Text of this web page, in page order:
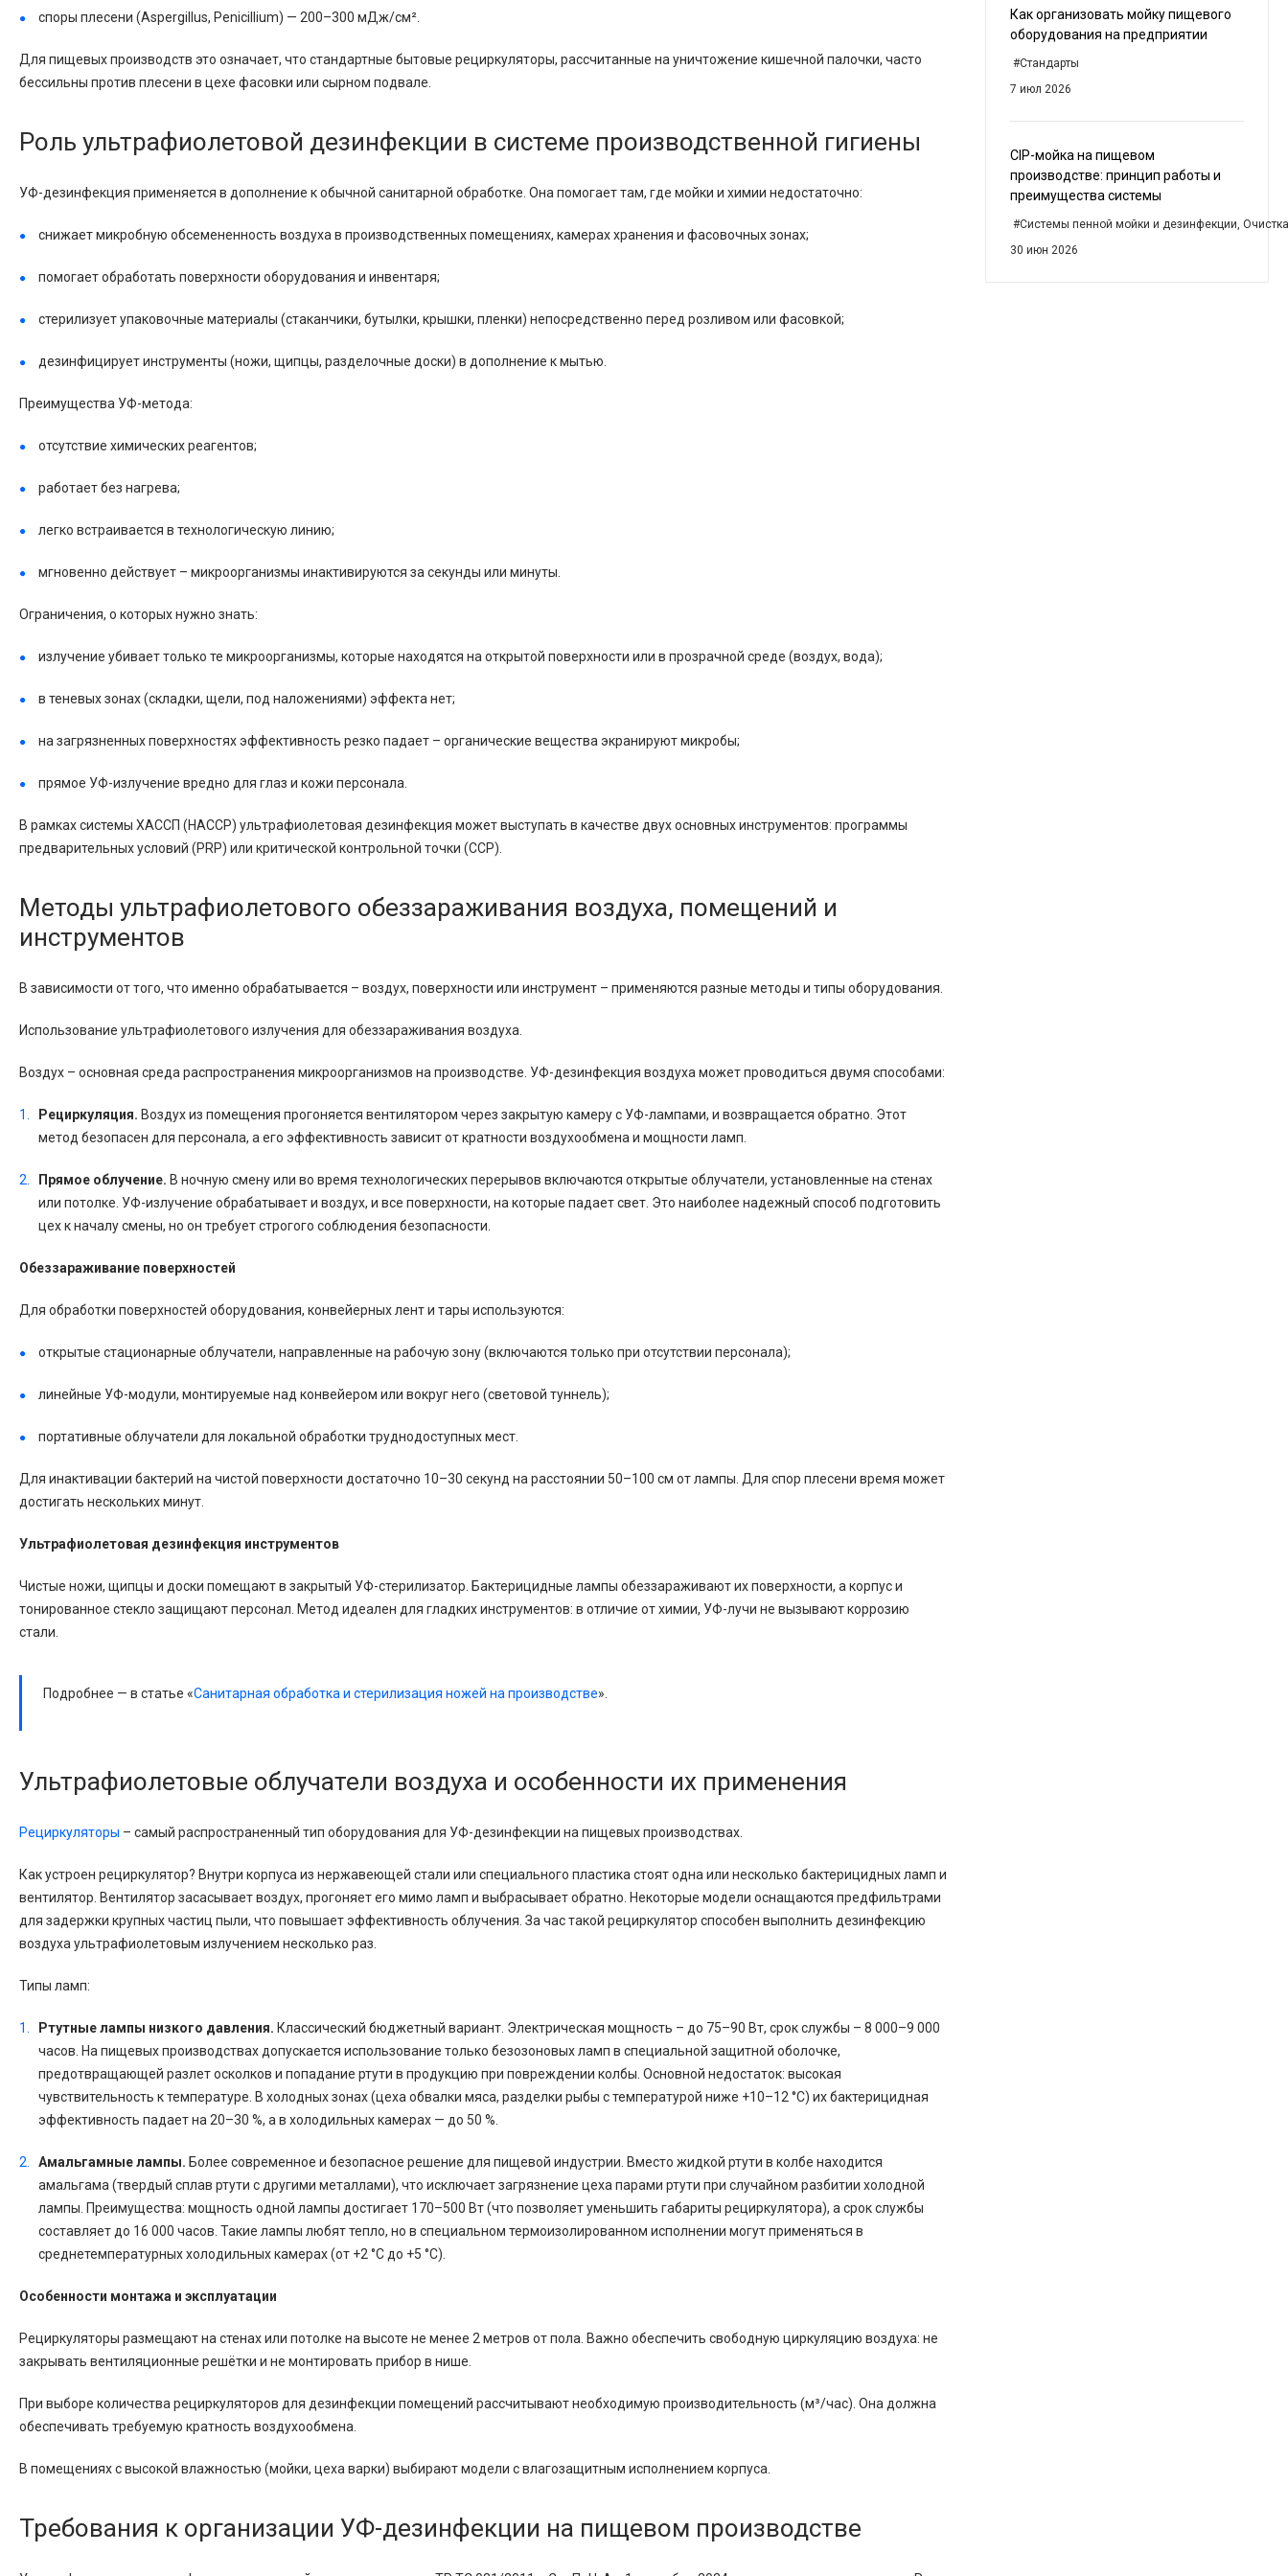
Как организовать мойку пищевого
оборудования на предприятии
#Стандарты
7 июл 2026
CIP-мойка на пищевом
производстве: принцип работы и
преимущества системы
#Системы пенной мойки и дезинфекции,
30 июн 2026
споры плесени (Aspergillus, Penicillium) — 200–300 мДж/см².
Для пищевых производств это означает, что стандартные бытовые рециркуляторы, рассчитанные на уничтожение кишечной палочки, часто
бессильны против плесени в цехе фасовки или сырном подвале.
Роль ультрафиолетовой дезинфекции в системе производственной гигиены
УФ-дезинфекция применяется в дополнение к обычной санитарной обработке. Она помогает там, где мойки и химии недостаточно:
снижает микробную обсемененность воздуха в производственных помещениях, камерах хранения и фасовочных зонах;
помогает обработать поверхности оборудования и инвентаря;
стерилизует упаковочные материалы (стаканчики, бутылки, крышки, пленки) непосредственно перед розливом или фасовкой;
дезинфицирует инструменты (ножи, щипцы, разделочные доски) в дополнение к мытью.
Преимущества УФ-метода:
отсутствие химических реагентов;
работает без нагрева;
легко встраивается в технологическую линию;
мгновенно действует – микроорганизмы инактивируются за секунды или минуты.
Ограничения, о которых нужно знать:
излучение убивает только те микроорганизмы, которые находятся на открытой поверхности или в прозрачной среде (воздух, вода);
в теневых зонах (складки, щели, под наложениями) эффекта нет;
на загрязненных поверхностях эффективность резко падает – органические вещества экранируют микробы;
прямое УФ-излучение вредно для глаз и кожи персонала.
В рамках системы ХАССП (HACCP) ультрафиолетовая дезинфекция может выступать в качестве двух основных инструментов: программы
предварительных условий (PRP) или критической контрольной точки (CCP).
Методы ультрафиолетового обеззараживания воздуха, помещений и
инструментов
В зависимости от того, что именно обрабатывается – воздух, поверхности или инструмент – применяются разные методы и типы оборудования.
Использование ультрафиолетового излучения для обеззараживания воздуха.
Воздух – основная среда распространения микроорганизмов на производстве. УФ-дезинфекция воздуха может проводиться двумя способами:
Рециркуляция. Воздух из помещения прогоняется вентилятором через закрытую камеру с УФ-лампами, и возвращается обратно. Этот
метод безопасен для персонала, а его эффективность зависит от кратности воздухообмена и мощности ламп.
Прямое облучение. В ночную смену или во время технологических перерывов включаются открытые облучатели, установленные на стенах
или потолке. УФ-излучение обрабатывает и воздух, и все поверхности, на которые падает свет. Это наиболее надежный способ подготовить
цех к началу смены, но он требует строгого соблюдения безопасности.
Обеззараживание поверхностей
Для обработки поверхностей оборудования, конвейерных лент и тары используются:
открытые стационарные облучатели, направленные на рабочую зону (включаются только при отсутствии персонала);
линейные УФ-модули, монтируемые над конвейером или вокруг него (световой туннель);
портативные облучатели для локальной обработки труднодоступных мест.
Для инактивации бактерий на чистой поверхности достаточно 10–30 секунд на расстоянии 50–100 см от лампы. Для спор плесени время может
достигать нескольких минут.
Ультрафиолетовая дезинфекция инструментов
Чистые ножи, щипцы и доски помещают в закрытый УФ-стерилизатор. Бактерицидные лампы обеззараживают их поверхности, а корпус и
тонированное стекло защищают персонал. Метод идеален для гладких инструментов: в отличие от химии, УФ-лучи не вызывают коррозию
стали.
Подробнее — в статье «Санитарная обработка и стерилизация ножей на производстве».
Ультрафиолетовые облучатели воздуха и особенности их применения
Рециркуляторы – самый распространенный тип оборудования для УФ-дезинфекции на пищевых производствах.
Как устроен рециркулятор? Внутри корпуса из нержавеющей стали или специального пластика стоят одна или несколько бактерицидных ламп и
вентилятор. Вентилятор засасывает воздух, прогоняет его мимо ламп и выбрасывает обратно. Некоторые модели оснащаются предфильтрами
для задержки крупных частиц пыли, что повышает эффективность облучения. За час такой рециркулятор способен выполнить дезинфекцию
воздуха ультрафиолетовым излучением несколько раз.
Типы ламп:
Ртутные лампы низкого давления. Классический бюджетный вариант. Электрическая мощность – до 75–90 Вт, срок службы – 8 000–9 000
часов. На пищевых производствах допускается использование только безозоновых ламп в специальной защитной оболочке,
предотвращающей разлет осколков и попадание ртути в продукцию при повреждении колбы. Основной недостаток: высокая
чувствительность к температуре. В холодных зонах (цеха обвалки мяса, разделки рыбы с температурой ниже +10–12 °C) их бактерицидная
эффективность падает на 20–30 %, а в холодильных камерах — до 50 %.
Амальгамные лампы. Более современное и безопасное решение для пищевой индустрии. Вместо жидкой ртути в колбе находится
амальгама (твердый сплав ртути с другими металлами), что исключает загрязнение цеха парами ртути при случайном разбитии холодной
лампы. Преимущества: мощность одной лампы достигает 170–500 Вт (что позволяет уменьшить габариты рециркулятора), а срок службы
составляет до 16 000 часов. Такие лампы любят тепло, но в специальном термоизолированном исполнении могут применяться в
среднетемпературных холодильных камерах (от +2 °C до +5 °C).
Особенности монтажа и эксплуатации
Рециркуляторы размещают на стенах или потолке на высоте не менее 2 метров от пола. Важно обеспечить свободную циркуляцию воздуха: не
закрывать вентиляционные решётки и не монтировать прибор в нише.
При выборе количества рециркуляторов для дезинфекции помещений рассчитывают необходимую производительность (м³/час). Она должна
обеспечивать требуемую кратность воздухообмена.
В помещениях с высокой влажностью (мойки, цеха варки) выбирают модели с влагозащитным исполнением корпуса.
Требования к организации УФ-дезинфекции на пищевом производстве